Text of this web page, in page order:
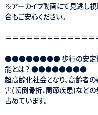
※アーカイブ動画にて見逃し
合もご安心ください。
＝＝＝＝＝＝＝＝＝＝＝＝＝
●●●●●●●● 歩行の安定性
能とは？ ●●●●●●●●
超高齢化社会となり、高齢者
害(転倒骨折、関節疾患)など
占めています。